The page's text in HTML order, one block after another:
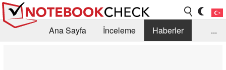
Ana Sayfa İnceleme
Haberler
...